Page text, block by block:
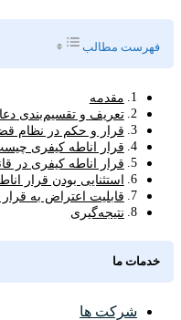
فهرست مطالب
of Content
مقدمه
تعریف و تقسیم‌بندی
قرار و حکم در نظام
قرار اناطه کیفری
قرار اناطه کیفری در
استثنایی بودن قرار
قابلیت اعتراض به
نتیجه‌گیری
خدمات ما
شرکت ها